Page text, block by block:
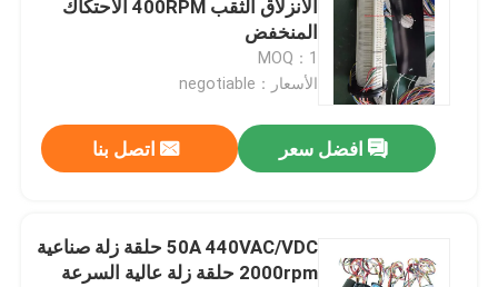
الانزلاق الثقب 400RPM الاحتكاك
المنخفض
MOQ：1
الأسعار：negotiable
افضل سعر اتصل بنا
50A 440VAC/VDC حلقة زلة صناعية
2000rpm حلقة زلة عالية السرعة